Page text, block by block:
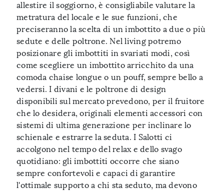
allestire il soggiorno, è consigliabile valutare la
metratura del locale e le sue funzioni, che
preciseranno la scelta di un imbottito a due o più
sedute e delle poltrone. Nel living potremo
posizionare gli imbottiti in svariati modi, così
come scegliere un imbottito arricchito da una
comoda chaise longue o un pouff, sempre bello a
vedersi. I divani e le poltrone di design
disponibili sul mercato prevedono, per il fruitore
che lo desidera, originali elementi accessori con
sistemi di ultima generazione per inclinare lo
schienale e estrarre la seduta. I Salotti ci
accolgono nel tempo del relax e dello svago
quotidiano: gli imbottiti occorre che siano
sempre confortevoli e capaci di garantire
l'ottimale supporto a chi sta seduto, ma devono